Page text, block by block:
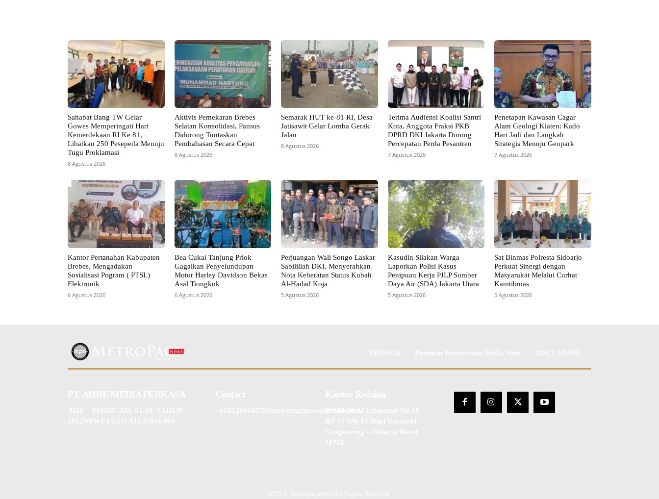
Sahabat Bang TW Gelar
Gowes Memperingati Hari
Kemerdekaan RI Ke 81,
Libatkan 250 Pesepeda Menuju
Tugu Proklamasi
8 Agustus 2026
Aktivis Pemekaran Brebes
Selatan Konsolidasi, Pansus
Didorong Tuntaskan
Pembahasan Secara Cepat
8 Agustus 2026
Semarak HUT ke-81 RI, Desa
Jatisawit Gelar Lomba Gerak
Jalan
8 Agustus 2026
Terima Audiensi Koalisi Santri
Kota, Anggota Fraksi PKB
DPRD DKI Jakarta Dorong
Percepatan Perda Pesantren
7 Agustus 2026
Penetapan Kawasan Cagar
Alam Geologi Klaten: Kado
Hari Jadi dan Langkah
Strategis Menuju Geopark
7 Agustus 2026
Kantor Pertanahan Kabupaten
Brebes, Mengadakan
Sosialisasi Pogram ( PTSL)
Elektronik
6 Agustus 2026
Bea Cukai Tanjung Priok
Gagalkan Penyelundupan
Motor Harley Davidson Bekas
Asal Tiongkok
6 Agustus 2026
Perjuangan Wali Songo Laskar
Sabilillah DKI, Menyerahkan
Nota Keberatan Status Kubah
Al-Hadad Koja
5 Agustus 2026
Kasudin Silakan Warga
Laporkan Polisi Kasus
Penipuan Kerja PJLP Sumber
Daya Air (SDA) Jakarta Utara
5 Agustus 2026
Sat Binmas Polresta Sidoarjo
Perkuat Sinergi dengan
Masyarakat Melalui Curhat
Kamtibmas
5 Agustus 2026